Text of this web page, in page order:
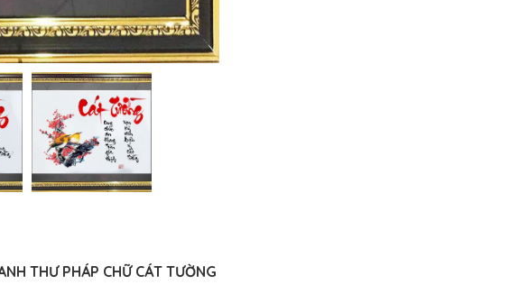
THƯ PHÁP CHỮ CÁT TƯỜNG